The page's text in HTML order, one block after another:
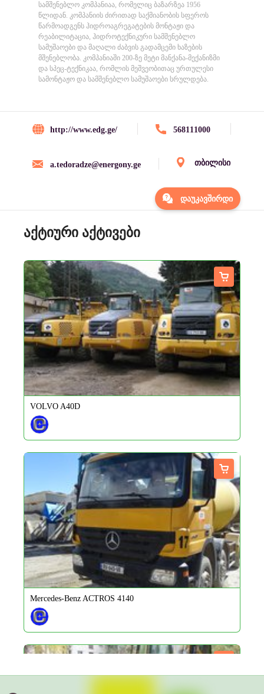
სამშენებლო კომპანიაა, რომელიც ბაზარზეა 1956
წლიდან. კომპანიის ძირითად საქმიანობის სფეროს
წარმოადგენს ჰიდროაგრეგატების მონტაჟი და
რეაბილიტაცია, ჰიდროტექნიკური სამშენებლო
სამუშაოები და მაღალი ძაბვის გადამცემი ხაზების
მშენებლობა. კომპანიაში 200-ზე მეტი მანქანა-მექანიზმი
და სპეც-ტექნიკაა, რომლის მეშვეობითაც ურთულესი
სამონტაჟო და სამშენებლო სამუშაოები სრულდება.
http://www.edg.ge/ 568111000
a.tedoradze@energony.ge თბილისი
დაუკავშირდი
აქტიური აქტივები
VOLVO A40D
Mercedes-Benz ACTROS 4140